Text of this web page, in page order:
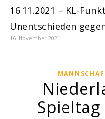
16.11.2021 – KL-
Unentschieden
16. November 2021